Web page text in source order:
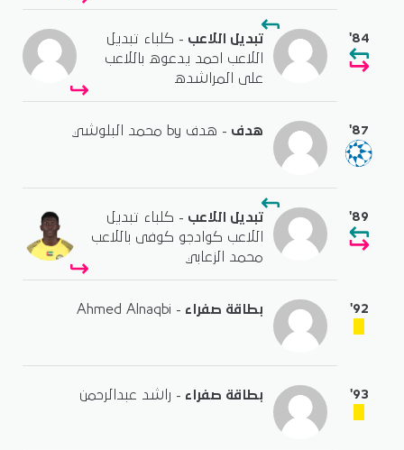
'84 تبديل اللاعب - كلباء تبديل
اللاعب احمد يدعوه باللاعب
على المراشده
'87 هدف - هدف by محمد البلوشي
'89 تبديل اللاعب - كلباء تبديل
اللاعب كوادجو كوفى باللاعب
محمد الزعابي
'92 بطاقة صفراء - Ahmed Alnaqbi
'93 بطاقة صفراء - راشد عبدالرحمن